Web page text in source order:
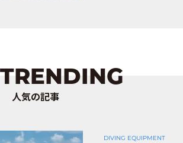
TRENDING
人気の記事
DIVING EQUIPMENT